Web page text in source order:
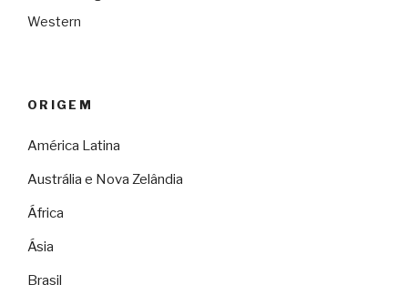
Western
ORIGEM
América Latina
Austrália e Nova Zelândia
África
Ásia
Brasil